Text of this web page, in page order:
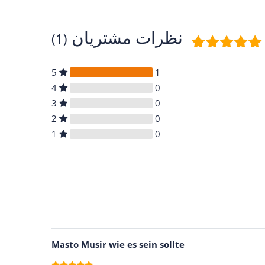
نظرات مشتریان (1)
5
1
4
0
3
0
2
0
1
0
Masto Musir wie es sein sollte